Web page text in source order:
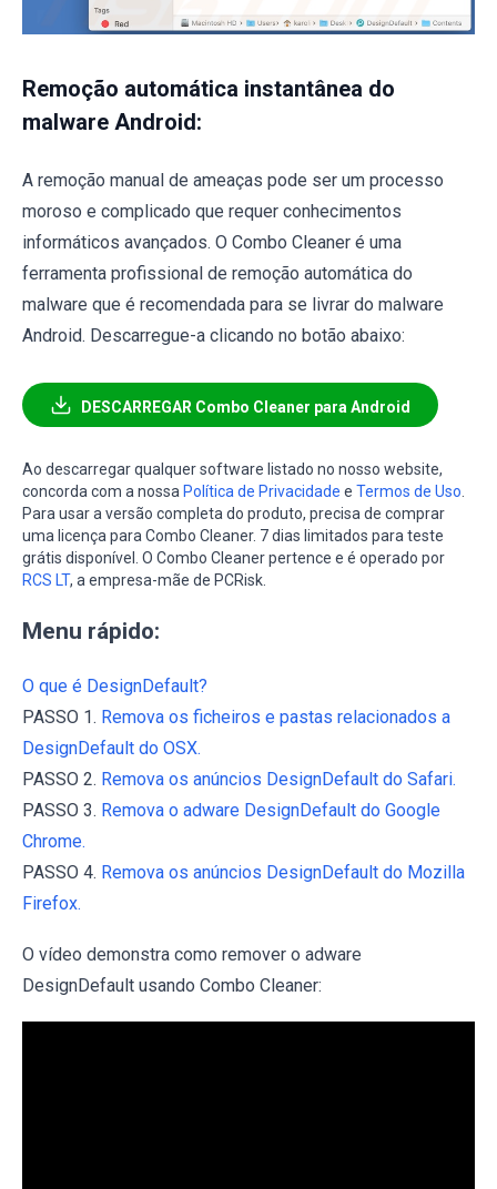
Remoção automática instantânea do
malware Android:
A remoção manual de ameaças pode ser um processo
moroso e complicado que requer conhecimentos
informáticos avançados. O Combo Cleaner é uma
ferramenta profissional de remoção automática do
malware que é recomendada para se livrar do malware
Android. Descarregue-a clicando no botão abaixo:
DESCARREGAR Combo Cleaner para Android
Ao descarregar qualquer software listado no nosso website,
concorda com a nossa Política de Privacidade e Termos de Uso
Para usar a versão completa do produto, precisa de comprar
uma licença para Combo Cleaner. 7 dias limitados para teste
grátis disponível. O Combo Cleaner pertence e é operado por
RCS LT, a empresa-mãe de PCRisk.
Menu rápido:
O que é DesignDefault?
PASSO 1. Remova os ficheiros e pastas relacionados a
DesignDefault do OSX.
PASSO 2. Remova os anúncios DesignDefault do Safari.
PASSO 3. Remova o adware DesignDefault do Google
Chrome.
PASSO 4. Remova os anúncios DesignDefault do Mozilla
Firefox.
O vídeo demonstra como remover o adware
DesignDefault usando Combo Cleaner: